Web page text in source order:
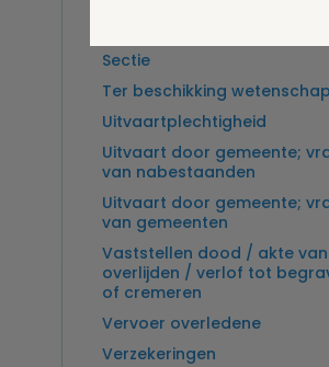
Sectie
Ter beschikking wetenschap
Uitvaartplechtigheid
Uitvaart door gemeente;
van nabestaanden
Uitvaart door gemeente;
van gemeenten
Vaststellen dood / akte van
overlijden / verlof tot
of cremeren
Vervoer overledene
Verzekeringen